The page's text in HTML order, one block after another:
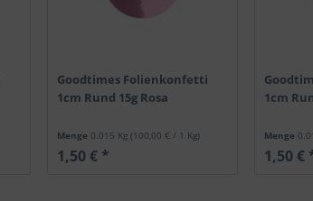
Goodtimes Folienkonfetti
1cm Rund 15g Rosa
Menge 0.015 Kg (100,00 € / 1 Kg)
1,50 € *
1cm
Menge
1,50 €